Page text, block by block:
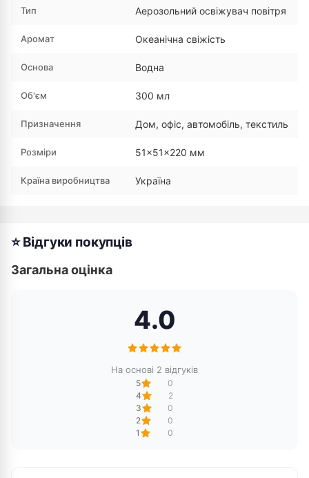
Тип Аерозольний освіжувач повітря
Аромат Океанічна свіжість
Основа Водна
Об'єм 300 мл
Призначення Дом, офіс, автомобіль, текстиль
Розміри 51×51×220 мм
Країна виробництва Україна
⭐ Відгуки покупців
Загальна оцінка
4.0
На основі 2 відгуків
5
0
4
2
3
0
2
0
1
0